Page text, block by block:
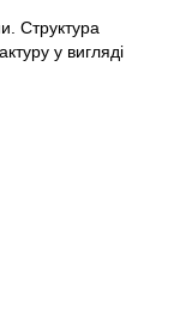
Структура
у вигляді